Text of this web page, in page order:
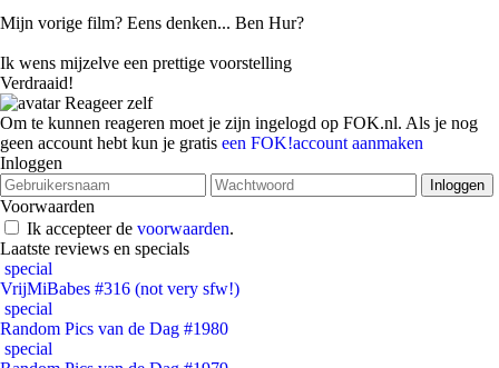
Mijn vorige film? Eens denken... Ben Hur?
Ik wens mijzelve een prettige voorstelling
Verdraaid!
Reageer zelf
Om te kunnen reageren moet je zijn ingelogd op FOK.nl. Als je nog
geen account hebt kun je gratis een FOK!account aanmaken
Inloggen
Voorwaarden
Ik accepteer de voorwaarden.
Laatste reviews en specials
special
VrijMiBabes #316 (not very sfw!)
special
Random Pics van de Dag #1980
special